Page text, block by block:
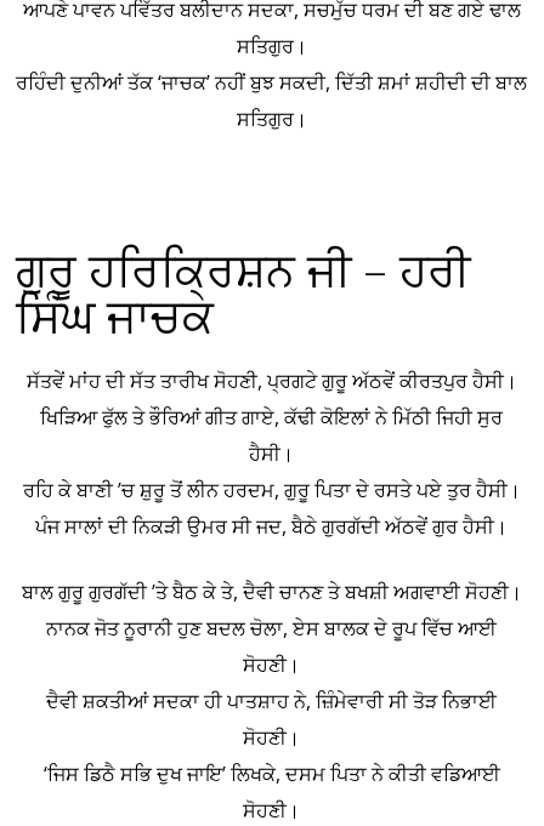
ਆਪਣੇ ਪਾਵਨ ਪਵਿੱਤਰ ਬਲੀਦਾਨ ਸਦਕਾ, ਸਚਮੁੱਚ ਧਰਮ ਦੀ ਬਣ ਗਏ ਢਾਲ
ਸਤਿਗੁਰ।
ਰਹਿੰਦੀ ਦੁਨੀਆਂ ਤੱਕ ‘ਜਾਚਕ’ ਨਹੀਂ ਬੁਝ ਸਕਦੀ, ਦਿੱਤੀ ਸ਼ਮਾਂ ਸ਼ਹੀਦੀ ਦੀ ਬਾਲ
ਸਤਿਗੁਰ।
ਗੁਰੂ ਹਰਿਕ੍ਰਿਸ਼ਨ ਜੀ – ਹਰੀ
ਸਿੰਘ ਜਾਚਕ
ਸੱਤਵੇਂ ਮਾਂਹ ਦੀ ਸੱਤ ਤਾਰੀਖ ਸੋਹਣੀ, ਪ੍ਰਗਟੇ ਗੁਰੂ ਅੱਠਵੇਂ ਕੀਰਤਪੁਰ ਹੈਸੀ।
ਖਿੜਿਆ ਫੁੱਲ ਤੇ ਭੌਰਿਆਂ ਗੀਤ ਗਾਏ, ਕੱਢੀ ਕੋਇਲਾਂ ਨੇ ਮਿੱਠੀ ਜਿਹੀ ਸੁਰ
ਹੈਸੀ।
ਰਹਿ ਕੇ ਬਾਣੀ ’ਚ ਸ਼ੁਰੂ ਤੋਂ ਲੀਨ ਹਰਦਮ, ਗੁਰੂ ਪਿਤਾ ਦੇ ਰਸਤੇ ਪਏ ਤੁਰ ਹੈਸੀ।
ਪੰਜ ਸਾਲਾਂ ਦੀ ਨਿਕੜੀ ਉਮਰ ਸੀ ਜਦ, ਬੈਠੇ ਗੁਰਗੱਦੀ ਅੱਠਵੇਂ ਗੁਰ ਹੈਸੀ।
ਬਾਲ ਗੁਰੂ ਗੁਰਗੱਦੀ ’ਤੇ ਬੈਠ ਕੇ ਤੇ, ਦੈਵੀ ਚਾਨਣ ਤੇ ਬਖਸ਼ੀ ਅਗਵਾਈ ਸੋਹਣੀ।
ਨਾਨਕ ਜੋਤ ਨੂਰਾਨੀ ਹੁਣ ਬਦਲ ਚੋਲਾ, ਏਸ ਬਾਲਕ ਦੇ ਰੂਪ ਵਿੱਚ ਆਈ
ਸੋਹਣੀ।
ਦੈਵੀ ਸ਼ਕਤੀਆਂ ਸਦਕਾ ਹੀ ਪਾਤਸ਼ਾਹ ਨੇ, ਜ਼ਿੰਮੇਵਾਰੀ ਸੀ ਤੋੜ ਨਿਭਾਈ
ਸੋਹਣੀ।
‘ਜਿਸ ਡਿਠੈ ਸਭਿ ਦੁਖ ਜਾਇ’ ਲਿਖਕੇ, ਦਸਮ ਪਿਤਾ ਨੇ ਕੀਤੀ ਵਡਿਆਈ
ਸੋਹਣੀ।